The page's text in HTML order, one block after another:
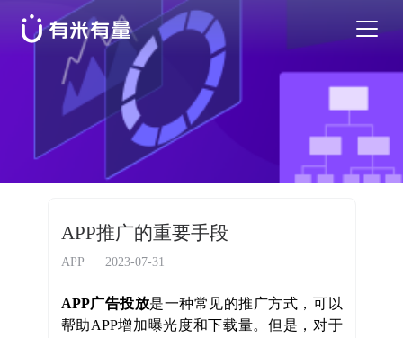
苹果应用商店优化
安卓应用商店优化
行业干货
APP推广的重要手段
APP 2023-07-31
APP广告投放是一种常见的推广方式，可以
帮助APP增加曝光度和下载量。但是，对于